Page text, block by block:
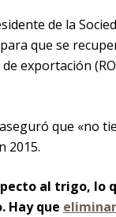
de la
que se
exportación
que «no
2015.
al trigo, lo
Hay que